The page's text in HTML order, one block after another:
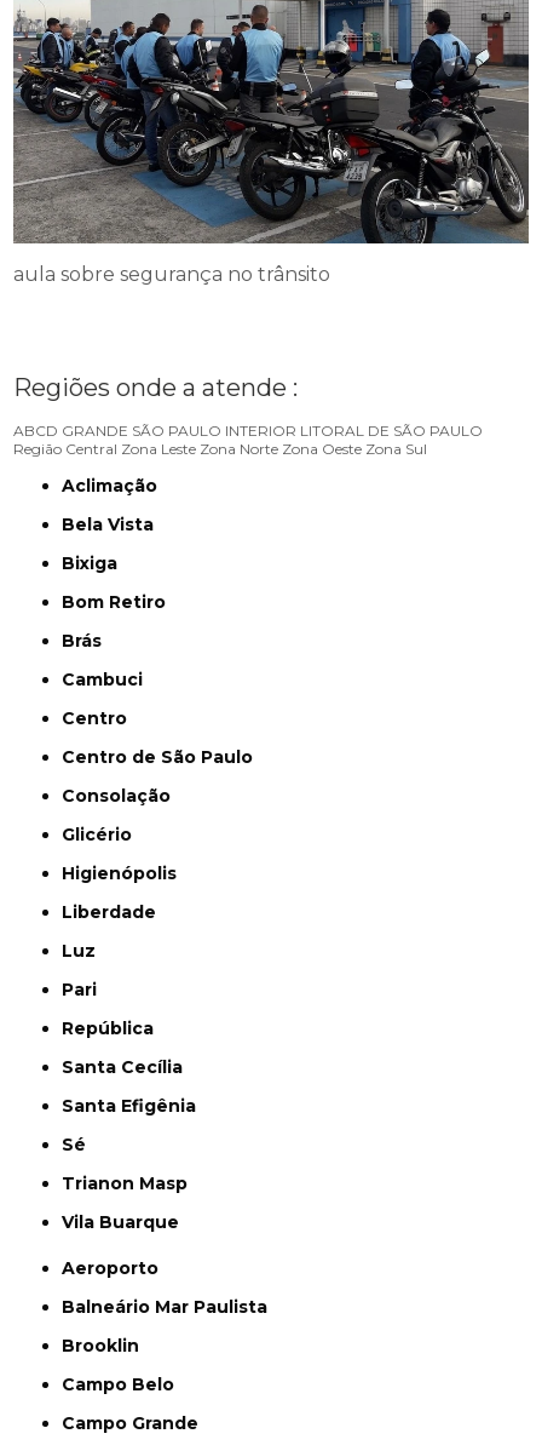
aula sobre segurança no trânsito
Regiões onde a atende :
ABCD GRANDE SÃO PAULO INTERIOR LITORAL DE SÃO PAULO
Região Central Zona Leste Zona Norte Zona Oeste Zona Sul
Aclimação
Bela Vista
Bixiga
Bom Retiro
Brás
Cambuci
Centro
Centro de São Paulo
Consolação
Glicério
Higienópolis
Liberdade
Luz
Pari
República
Santa Cecília
Santa Efigênia
Sé
Trianon Masp
Vila Buarque
Aeroporto
Balneário Mar Paulista
Brooklin
Campo Belo
Campo Grande